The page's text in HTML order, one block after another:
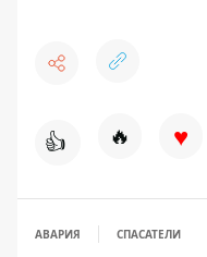
👍 🔥 ♥
АВАРИЯ СПАСАТЕЛИ